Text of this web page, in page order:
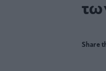
Share